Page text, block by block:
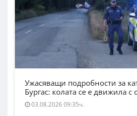
Ужасяващи подробности за
Бургас: колата се е движила
03.08.2026 09:35ч.